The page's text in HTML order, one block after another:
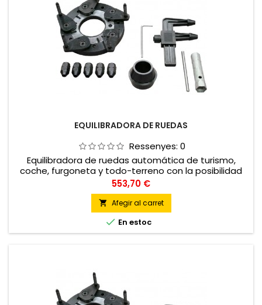
EQUILIBRADORA DE RUEDAS
Ressenyes: 0
Equilibradora de ruedas automática de turismo,
coche, furgoneta y todo-terreno con la posibilidad
de equilibrar ruedas de moto
Preu
553,70 €
 Afegir al carret
 En estoc